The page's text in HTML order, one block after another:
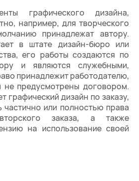
графического дизайна,
например, для творческого
принадлежат автору.
в штате дизайн-бюро или
его работы создаются по
и являются служебными,
принадлежит работодателю,
не предусмотрены договором.
графический дизайн по заказу,
или полностью права
заказа, а также
на использование своей